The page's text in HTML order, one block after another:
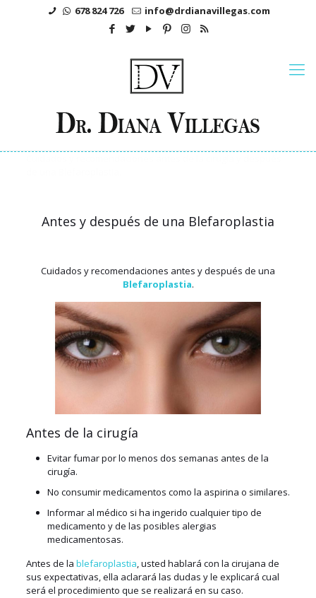
678 824 726 info@drdianavillegas.com
Antes y después de una Blefaroplastia
Cuidados y recomendaciones antes y después de una
Blefaroplastia.
Antes de la cirugía
Evitar fumar por lo menos dos semanas antes de la
cirugía.
No consumir medicamentos como la aspirina o similares.
Informar al médico si ha ingerido cualquier tipo de
medicamento y de las posibles alergias
medicamentosas.
Antes de la blefaroplastia, usted hablará con la cirujana de
sus expectativas, ella aclarará las dudas y le explicará cual
será el procedimiento que se realizará en su caso.